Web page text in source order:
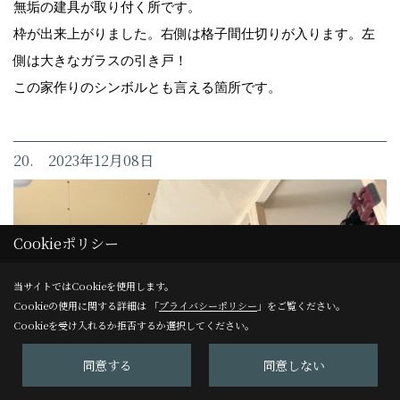
無垢の建具が取り付く所です。
枠が出来上がりました。右側は格子間仕切りが入ります。左
側は大きなガラスの引き戸！
この家作りのシンボルとも言える箇所です。
20. 2023年12月08日
Cookieポリシー
当サイトではCookieを使用します。
Cookieの使用に関する詳細は 「プライバシーポリシー 」をご覧ください。
Cookieを受け入れるか拒否するか選択してください。
同意する 同意しない